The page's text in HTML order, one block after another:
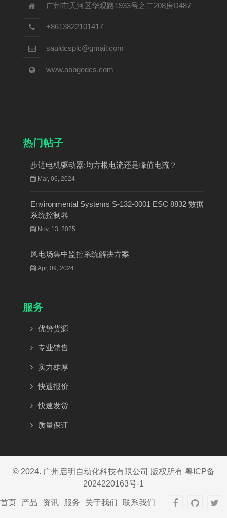
广州市天河区华观路1933号之二208房D487
+8613822101417
sauldcsplc@gmail.com
www.abbgedcs.com
热门帖子
步进电机驱动器:均方根电流还是峰值电流？
Mar, 06, 2024
Environmental Systems S-132-0001 ESC 8832 数据
系统控制器
Nov, 13, 2025
风电场集中监控系统解决方案
Apr, 09, 2024
服务
优势货源
专业销售
实力雄厚
快速报价
快速发货
质量保证
© 2024. 广州启明自动化科技有限公司 版权所有 粤ICP备
2024220163号-1
首页 产品 资讯 服务 关于我们 联系我们